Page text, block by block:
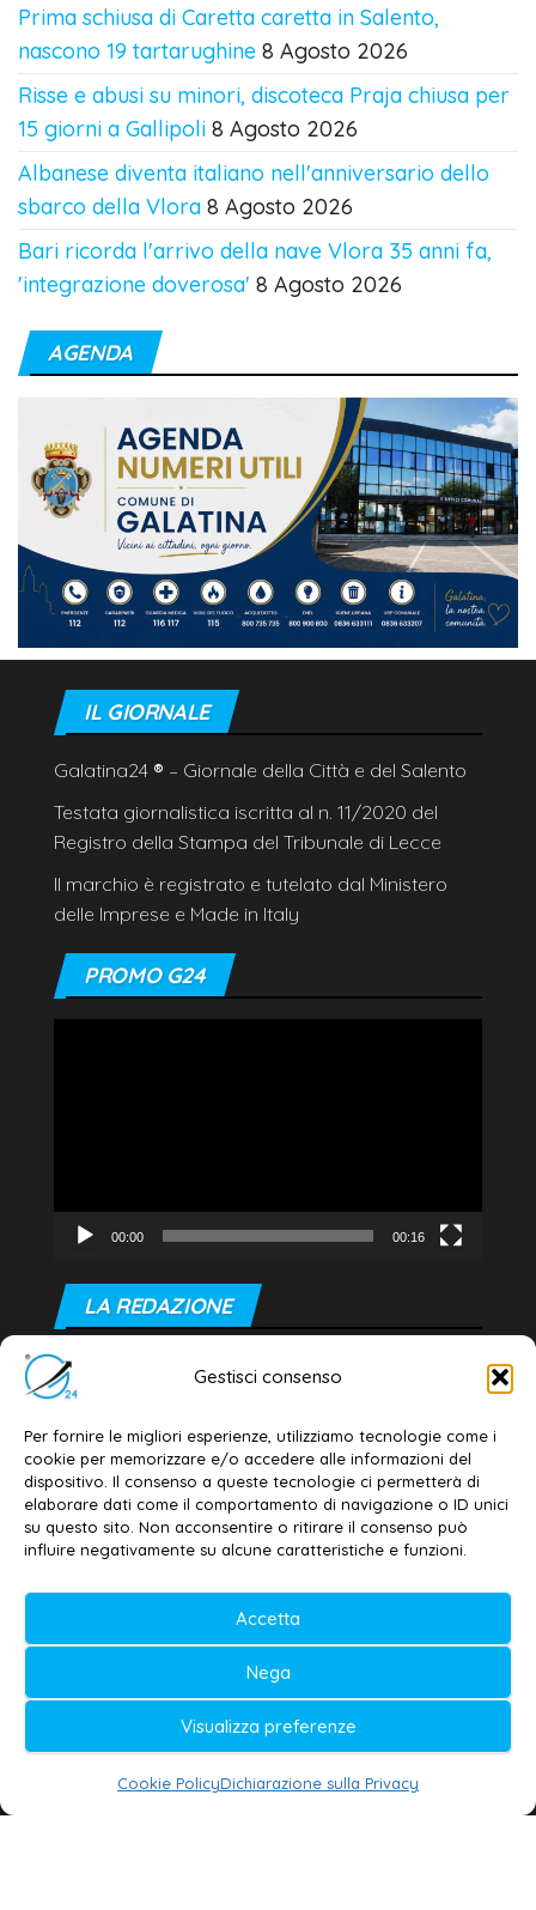
Gestisci consenso
Per fornire le migliori esperienze, utilizziamo tecnologie come i
cookie per memorizzare e/o accedere alle informazioni del
dispositivo. Il consenso a queste tecnologie ci permetterà di
elaborare dati come il comportamento di navigazione o ID unici
su questo sito. Non acconsentire o ritirare il consenso può
influire negativamente su alcune caratteristiche e funzioni.
Accetta
Nega
Visualizza preferenze
Cookie PolicyDichiarazione sulla Privacy
Prima schiusa di Caretta caretta in Salento,
nascono 19 tartarughine 8 Agosto 2026
Risse e abusi su minori, discoteca Praja chiusa per
15 giorni a Gallipoli 8 Agosto 2026
Albanese diventa italiano nell'anniversario dello
sbarco della Vlora 8 Agosto 2026
Bari ricorda l'arrivo della nave Vlora 35 anni fa,
'integrazione doverosa' 8 Agosto 2026
AGENDA
IL GIORNALE
Galatina24 ® – Giornale della Città e del Salento
Testata giornalistica iscritta al n. 11/2020 del
Registro della Stampa del Tribunale di Lecce
Il marchio è registrato e tutelato dal Ministero
delle Imprese e Made in Italy
PROMO G24
00:00 00:16
LA REDAZIONE
Editore e direttore responsabile:
Dott. Daniele G. Masciullo
Email: redazione@galatina24.it
Contatti –Disclaimer
Privacy policy –Cookie policy
© 2020-2026 | Galatina24 ®
Testata iscritta al n. 11/2020 Registro della
Stampa Tribunale di Lecce
Editore e direttore responsabile:
Daniele G. Masciullo